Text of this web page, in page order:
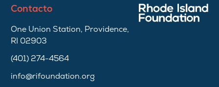
Contacto
One Union Station, Providence,
RI 02903
(401) 274-4564
info@rifoundation.org